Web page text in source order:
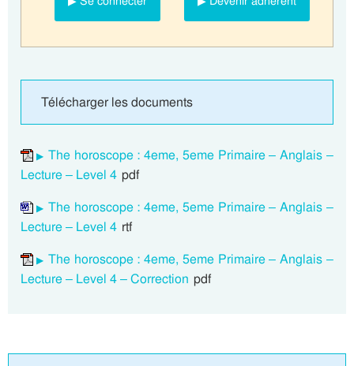
Télécharger les documents
The horoscope : 4eme, 5eme Primaire – Anglais –
Lecture – Level 4 pdf
The horoscope : 4eme, 5eme Primaire – Anglais –
Lecture – Level 4 rtf
The horoscope : 4eme, 5eme Primaire – Anglais –
Lecture – Level 4 – Correction pdf